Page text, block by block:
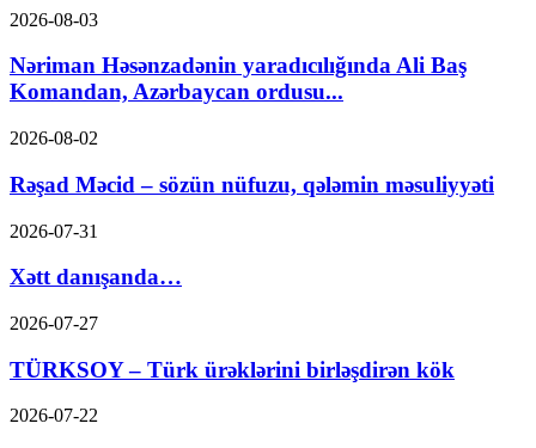
2026-08-03
Nəriman Həsənzadənin yaradıcılığında Ali Baş
Komandan, Azərbaycan ordusu...
2026-08-02
Rəşad Məcid – sözün nüfuzu, qələmin məsuliyyəti
2026-07-31
Xətt danışanda…
2026-07-27
TÜRKSOY – Türk ürəklərini birləşdirən kök
2026-07-22